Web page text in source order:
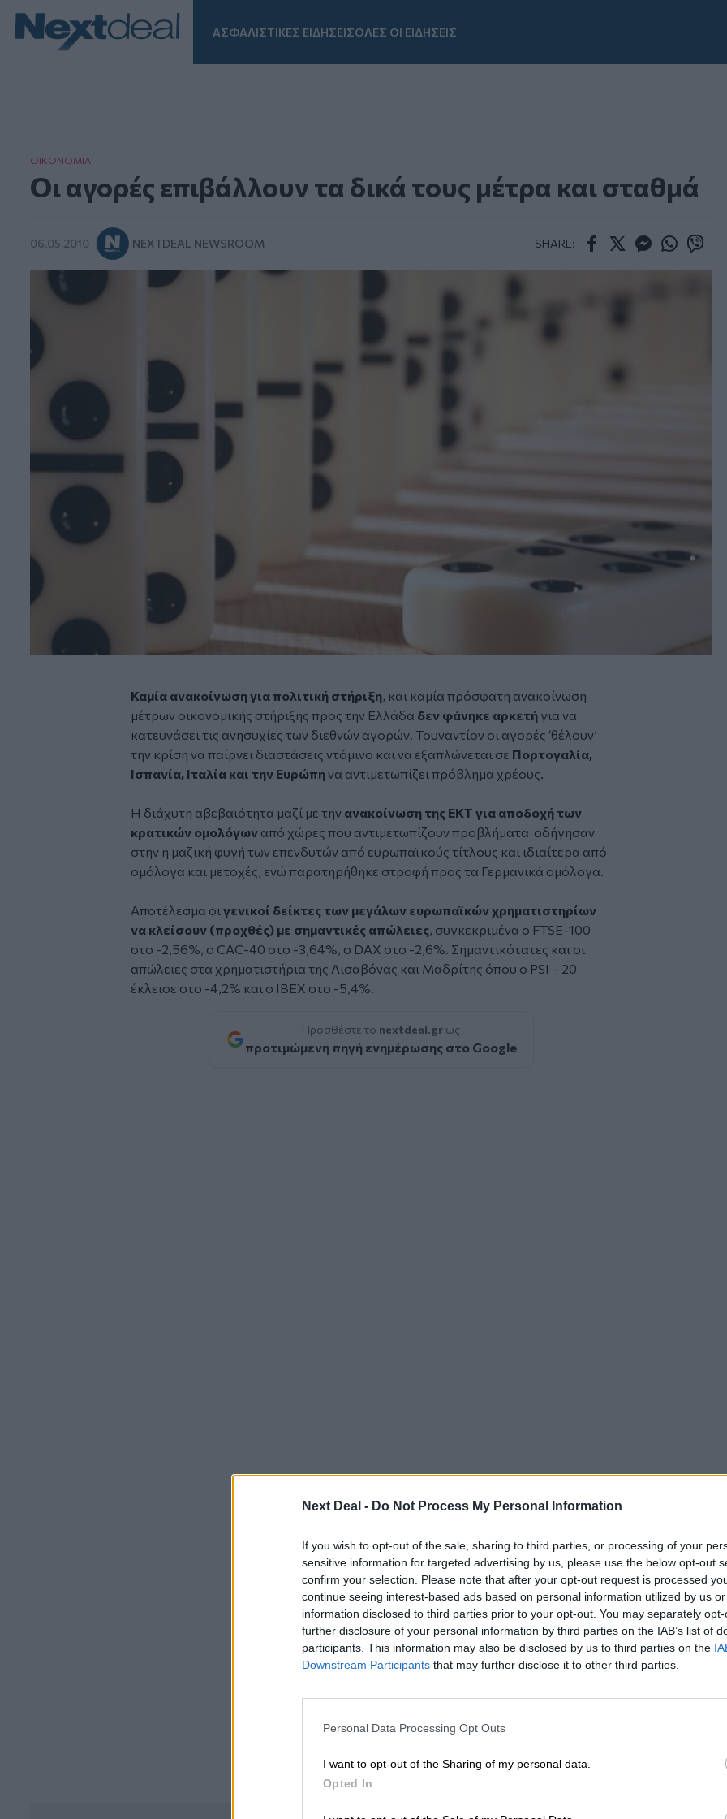
Next Deal - Do Not Process My Personal Information
If you wish to opt-out of the sale, sharing to third parties, or processing of your
sensitive information for targeted advertising by us, please use the below opt-out
confirm your selection. Please note that after your opt-out request is processed
continue seeing interest-based ads based on personal information utilized by us
information disclosed to third parties prior to your opt-out. You may separately
further disclosure of your personal information by third parties on the IAB’s list of
participants. This information may also be disclosed by us to third parties on the
Downstream Participants that may further disclose it to other third parties.
Personal Data Processing Opt Outs
I want to opt-out of the Sharing of my personal data.
Opted In
ΑΣΦΑΛΙΣΤΙΚΕΣ ΕΙΔΗΣΕΙΣΟΛΕΣ ΟΙ ΕΙΔΗΣΕΙΣ
ΟΙΚΟΝΟΜΙΑ
Οι αγορές επιβάλλουν τα δικά τους μέτρα και σταθμά
06.05.2010 NEXTDEAL NEWSROOM SHARE:
Καμία ανακοίνωση για πολιτική στήριξη, και καμία πρόσφατη ανακοίνωση
μέτρων οικονομικής στήριξης προς την Ελλάδα δεν φάνηκε αρκετή για να
κατευνάσει τις ανησυχίες των διεθνών αγορών. Τουναντίον οι αγορές ‘θέλουν’
την κρίση να παίρνει διαστάσεις ντόμινο και να εξαπλώνεται σε Πορτογαλία,
Ισπανία, Ιταλία και την Ευρώπηνα αντιμετωπίζει πρόβλημα χρέους.
Η διάχυτη αβεβαιότητα μαζί με την ανακοίνωση της ΕΚΤ για αποδοχή των
κρατικών ομολόγων από χώρες που αντιμετωπίζουν προβλήματα οδήγησαν
στην η μαζική φυγή των επενδυτών από ευρωπαϊκούς τίτλους και ιδιαίτερα από
ομόλογα και μετοχές, ενώ παρατηρήθηκε στροφή προς τα Γερμανικά ομόλογα.
Αποτέλεσμα οι γενικοί δείκτες των μεγάλων ευρωπαϊκών χρηματιστηρίων
να κλείσουν (προχθές) με σημαντικές απώλειες, συγκεκριμένα ο FTSE-100
στο -2,56%, ο CAC-40 στο -3,64%, ο DAX στο -2,6%. Σημαντικότατες και οι
απώλειες στα χρηματιστήρια της Λισαβόνας και Μαδρίτης όπου ο PSI – 20
έκλεισε στο -4,2% και ο IBEX στο -5,4%.
Προσθέστε το nextdeal.grως
προτιμώμενη πηγή ενημέρωσης στο Google